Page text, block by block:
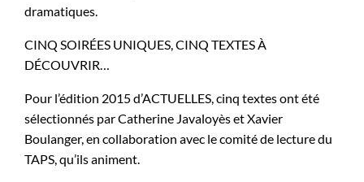
dramatiques.
CINQ SOIRÉES UNIQUES, CINQ TEXTES À
DÉCOUVRIR…
Pour l’édition 2015 d’ACTUELLES, cinq textes ont été
sélectionnés par Catherine Javaloyès et Xavier
Boulanger, en collaboration avec le comité de lecture du
TAPS, qu’ils animent.